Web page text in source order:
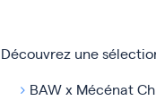
Découvrez une
BAW x Mécénat